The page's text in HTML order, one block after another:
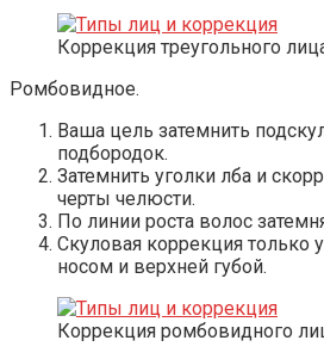
Коррекция треугольного
Ромбовидное.
Ваша цель затемнить
подбородок.
Затемнить уголки лба и
черты челюсти.
По линии роста волос
Скуловая коррекция
носом и верхней губой.
Коррекция ромбовидного